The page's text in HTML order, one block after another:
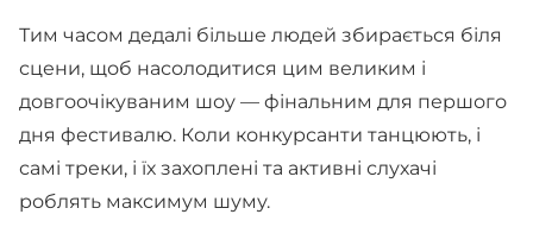
Тим часом дедалі більше людей збирається біля
сцени, щоб насолодитися цим великим і
довгоочікуваним шоу — фінальним для першого
дня фестивалю. Коли конкурсанти танцюють, і
самі треки, і їх захоплені та активні слухачі
роблять максимум шуму.